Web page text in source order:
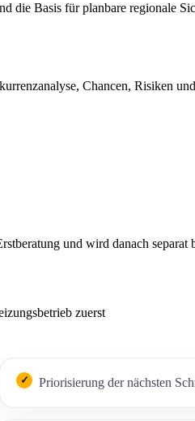
die Basis für planbare regionale
Chancen, Risiken
und wird danach separat
zuerst
Priorisierung der nächsten